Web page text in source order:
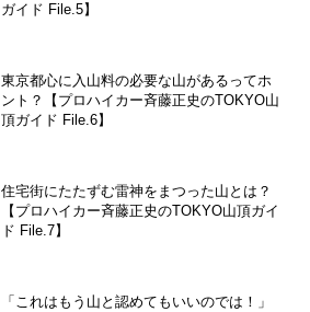
ガイド File.5】
東京都心に入山料の必要な山があるってホ
ント？【プロハイカー斉藤正史のTOKYO山
頂ガイド File.6】
住宅街にたたずむ雷神をまつった山とは？
【プロハイカー斉藤正史のTOKYO山頂ガイ
ド File.7】
「これはもう山と認めてもいいのでは！」